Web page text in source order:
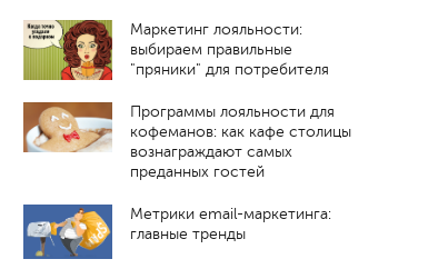
Маркетинг лояльности:
выбираем правильные
"пряники" для потребителя
Программы лояльности для
кофеманов: как кафе столицы
вознаграждают самых
преданных гостей
Метрики email-маркетинга:
главные тренды